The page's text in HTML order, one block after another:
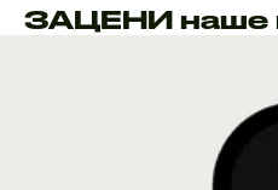
ЗАЦЕНИ наше